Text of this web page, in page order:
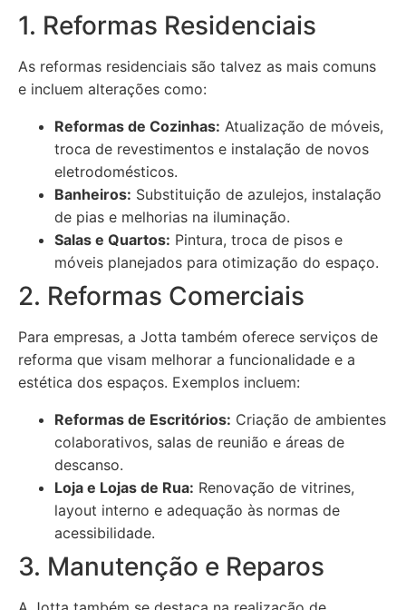
1. Reformas Residenciais
As reformas residenciais são talvez as mais comuns
e incluem alterações como:
Reformas de Cozinhas: Atualização de móveis,
troca de revestimentos e instalação de novos
eletrodomésticos.
Banheiros: Substituição de azulejos, instalação
de pias e melhorias na iluminação.
Salas e Quartos: Pintura, troca de pisos e
móveis planejados para otimização do espaço.
2. Reformas Comerciais
Para empresas, a Jotta também oferece serviços de
reforma que visam melhorar a funcionalidade e a
estética dos espaços. Exemplos incluem:
Reformas de Escritórios: Criação de ambientes
colaborativos, salas de reunião e áreas de
descanso.
Loja e Lojas de Rua: Renovação de vitrines,
layout interno e adequação às normas de
acessibilidade.
3. Manutenção e Reparos